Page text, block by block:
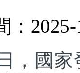
：2025-
，國